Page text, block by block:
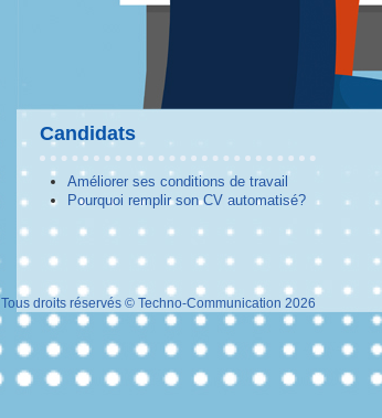
Candidats
Améliorer ses conditions de travail
Pourquoi remplir son CV automatisé?
Tous droits réservés © Techno-Communication 2026